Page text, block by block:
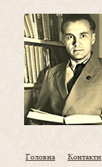
Головна Контакти